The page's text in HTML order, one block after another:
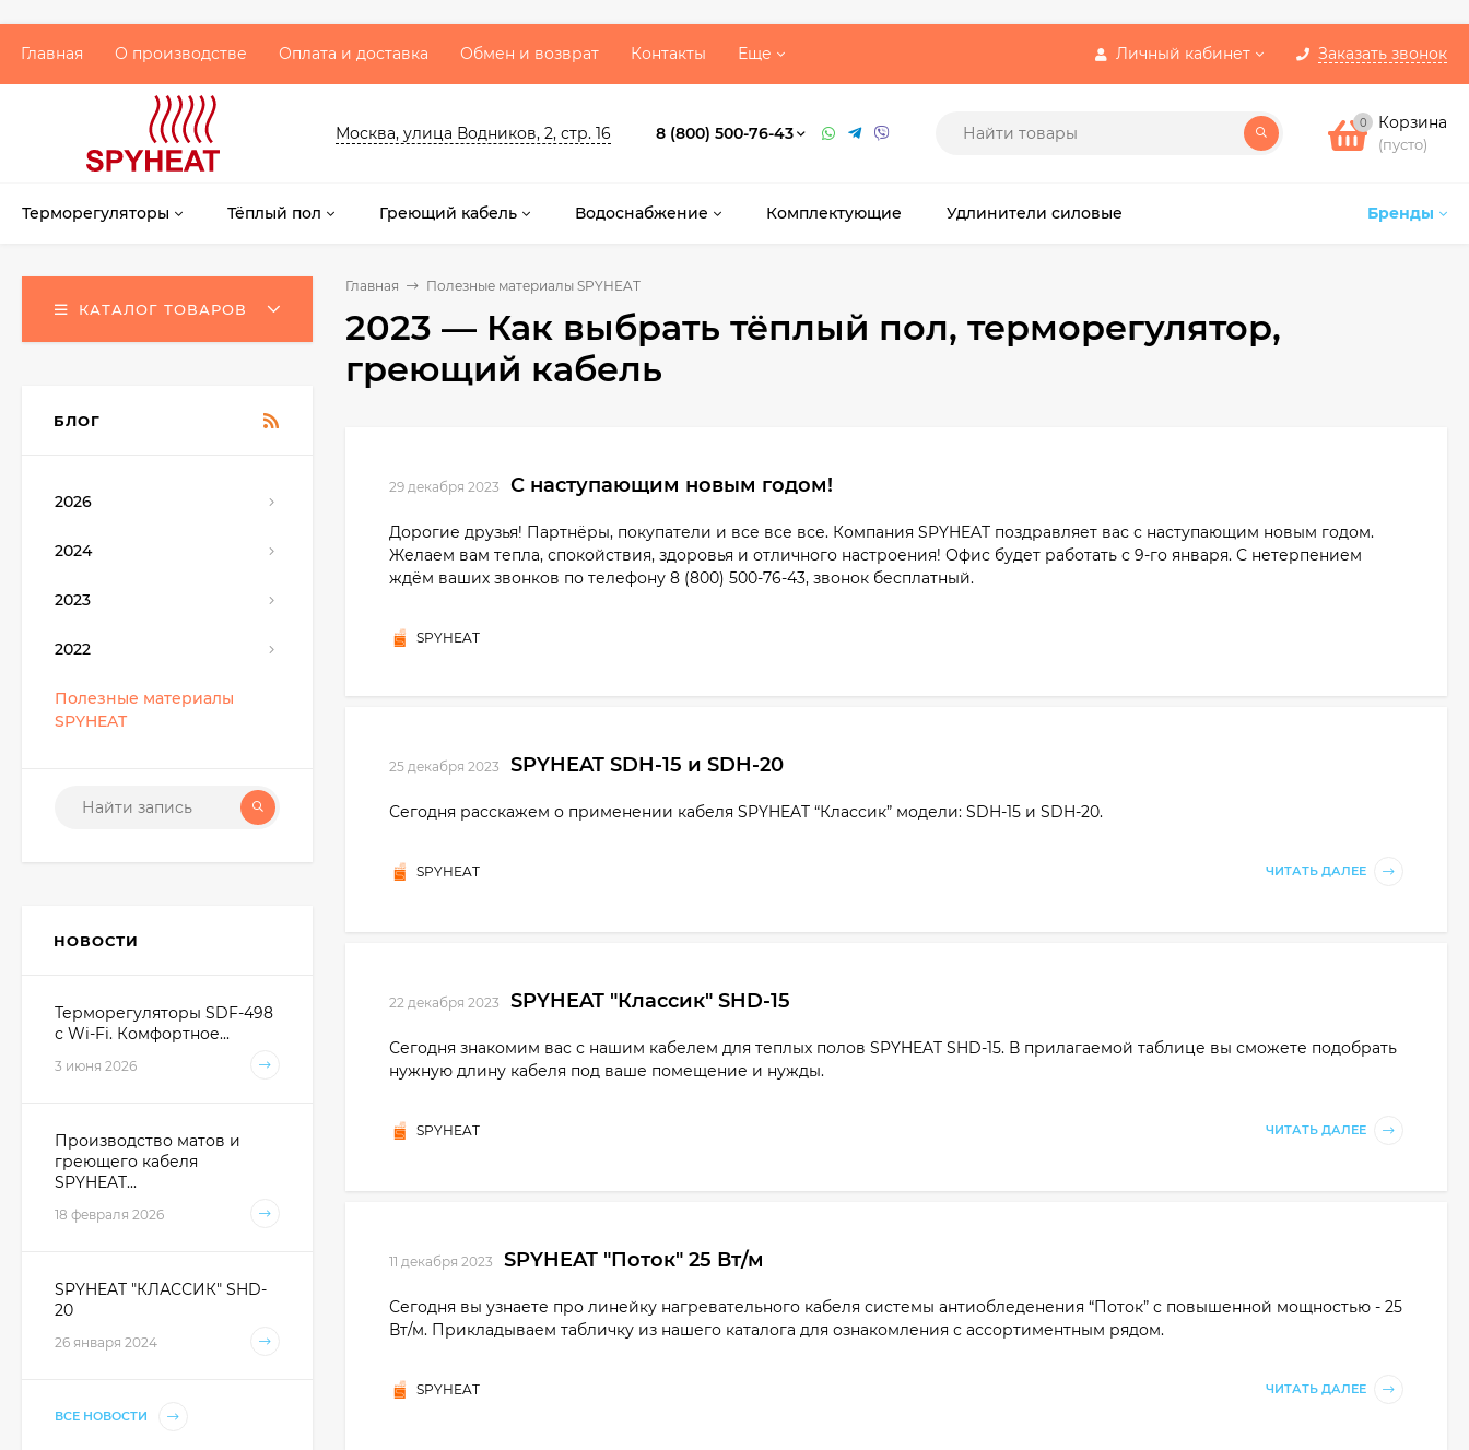
Личный кабинет Заказать звонок
Главная О производстве Оплата и доставка Обмен и возврат Контакты Еще
Москва, улица Водников, 2, стр. 16 8 (800) 500-76-43 0 Корзина
(пусто)
Бренды
Терморегуляторы Тёплый пол Греющий кабель Водоснабжение Комплектующие Удлинители силовые
Главная Полезные материалы SPYHEAT
2023 — Как выбрать тёплый пол, терморегулятор,
греющий кабель
29 декабря 2023 С наступающим новым годом!
Дорогие друзья! Партнёры, покупатели и все все все. Компания SPYHEAT поздравляет вас с наступающим новым годом.
Желаем вам тепла, спокойствия, здоровья и отличного настроения! Офис будет работать с 9-го января. С нетерпением
ждём ваших звонков по телефону 8 (800) 500-76-43, звонок бесплатный.
SPYHEAT
25 декабря 2023 SPYHEAT SDH-15 и SDH-20
Сегодня расскажем о применении кабеля SPYHEAT “Классик” модели: SDH-15 и SDH-20.
SPYHEAT ЧИТАТЬ ДАЛЕЕ
22 декабря 2023 SPYHEAT "Классик" SHD-15
Сегодня знакомим вас с нашим кабелем для теплых полов SPYHEAT SHD-15. В прилагаемой таблице вы сможете подобрать
нужную длину кабеля под ваше помещение и нужды.
SPYHEAT ЧИТАТЬ ДАЛЕЕ
11 декабря 2023 SPYHEAT "Поток" 25 Вт/м
Сегодня вы узнаете про линейку нагревательного кабеля системы антиобледенения “Поток” с повышенной мощностью - 25
Вт/м. Прикладываем табличку из нашего каталога для ознакомления с ассортиментным рядом.
SPYHEAT ЧИТАТЬ ДАЛЕЕ
КАТАЛОГ ТОВАРОВ
БЛОГ
2026
2024
2023
2022
Полезные материалы
SPYHEAT
НОВОСТИ
Терморегуляторы SDF-498
с Wi-Fi. Комфортное...
3 июня 2026
Производство матов и
греющего кабеля
SPYHEAT...
18 февраля 2026
SPYHEAT "КЛАССИК" SHD-
20
26 января 2024
ВСЕ НОВОСТИ